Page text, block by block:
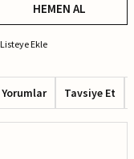
HEMEN AL
Listeye Ekle
Yorumlar Tavsiye Et